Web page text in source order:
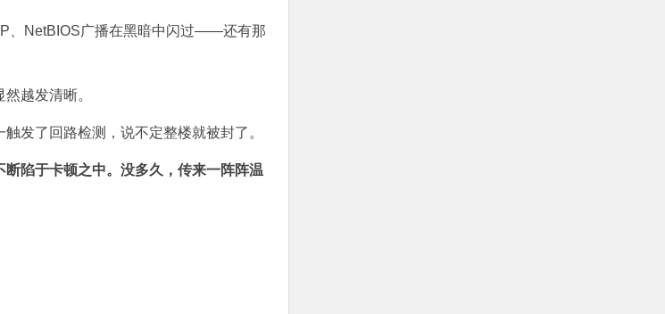
、NetBIOS广播在黑暗中闪过——还有那
越发清晰。
发了回路检测，说不定整楼就被封了。
陷于卡顿之中。没多久，传来一阵阵温